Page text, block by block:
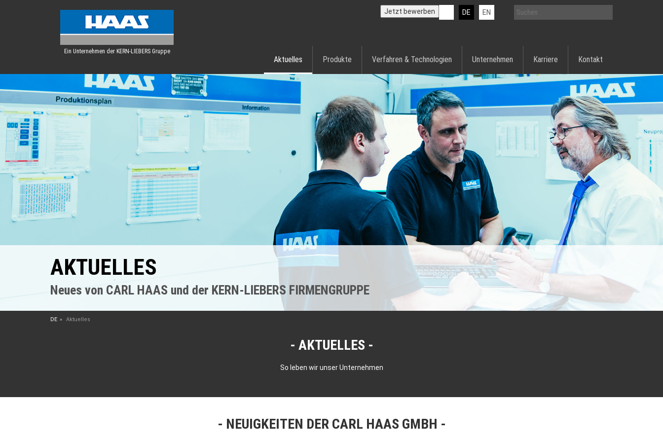
Ein Unternehmen der KERN-LIEBERS Gruppe
DE EN
Jetzt bewerben
Aktuelles Produkte Verfahren & Technologien Unternehmen Karriere Kontakt
AKTUELLES
Neues von CARL HAAS und der KERN-LIEBERS FIRMENGRUPPE
DE Aktuelles
AKTUELLES
So leben wir unser Unternehmen
NEUIGKEITEN DER CARL HAAS GMBH